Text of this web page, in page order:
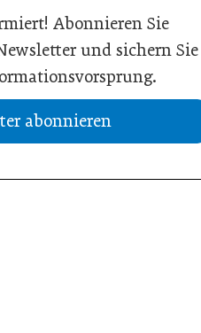
Abonnieren Sie
und sichern Sie
abonnieren